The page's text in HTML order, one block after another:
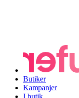
Butiker
Kampanjer
I butik